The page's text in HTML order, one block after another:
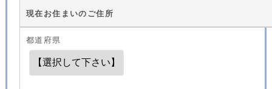
現在お住まいのご住所
都道府県